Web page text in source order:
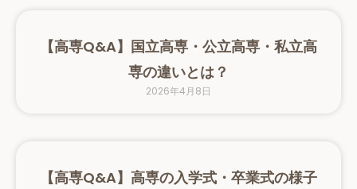
【高専Q&A】国立高専・公立高専・私立高
専の違いとは？
2026年4月8日
【高専Q&A】高専の入学式・卒業式の様子